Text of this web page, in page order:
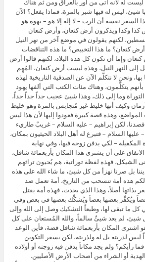
له لأنه أتى من أور بالعراق ومن ثم هناك
شيئ، ليس له فيها شبر بالمرة، فماذا يفعل؟ الآن
السفر نفسه أن الرب – لا إله إلا هو – يهوه هو
كذا وكذا ويذكرون أرض كنعان، وأرض كنعان
لكنهم يقولون في موضع آخر من نهر النيل
أرض كنعان؟ ما هذا التخبيص؟ ما هذه التناقضات
وإما أن تكون كل هذه البلاد، لكنهم قالوا أرض
إلى النهر النيل، وهذه ليست أرض كنعان، المُهِم
بها، ونحن لا نتكلَّم الآن عن الصدقية التاريخية لهذه
يتكلَّمون، وهناك مئات الكتب التي ألفها يهود
وما إلى ذلك، وهذا شيئ عجيب جداً جداً جداً،
وكيف أنها خليط غير مُتجانِس بالمرة وهو خليط
وهذه قصة كبيرة فعودوا إليها لأن هذا ليس
لكن إبراهيم – عليه السلام – غريبٌ طاريء
السلام – فتبرع له أهل البلاد الحيثيون بمكان،
– لكي يدفن زوجه فيها، وفي نهاية
على أن يشتري هذا المكان بأربعمائة شاقل،
الشيكل، فهذه لفظة توراتية، هم يُحيون تراثهم
بل صرنا نهزأ من كل شيئ، ما شاء الله على هذه
لكم هذه أمة تنسحب من التاريخ، أمة تعمل ضد
بذاتها أصلاً، وهذا الذي يحدث، فهذه أمة يقتل
ويُكفِّر بعضها بعضاً ويُشكِّك بعضها في بعض وفي
ما تبقى لها، وطبعاً التشكيك وصل إلى الله وإلى
شيئ، لم يعد شيئٌ سالماً، والله المُستعان على كل
اشترى المكان بأربعمائة شاقل فضة، فأين الوعد
ليس لذريته بل له ولذريته، لكن بسفر التكوين
رأيكم؟ ولم يجد مكاناً يدفن فيه زوجته أو أولاده
أو الشراء من أصحاب الأرض الأصليين.